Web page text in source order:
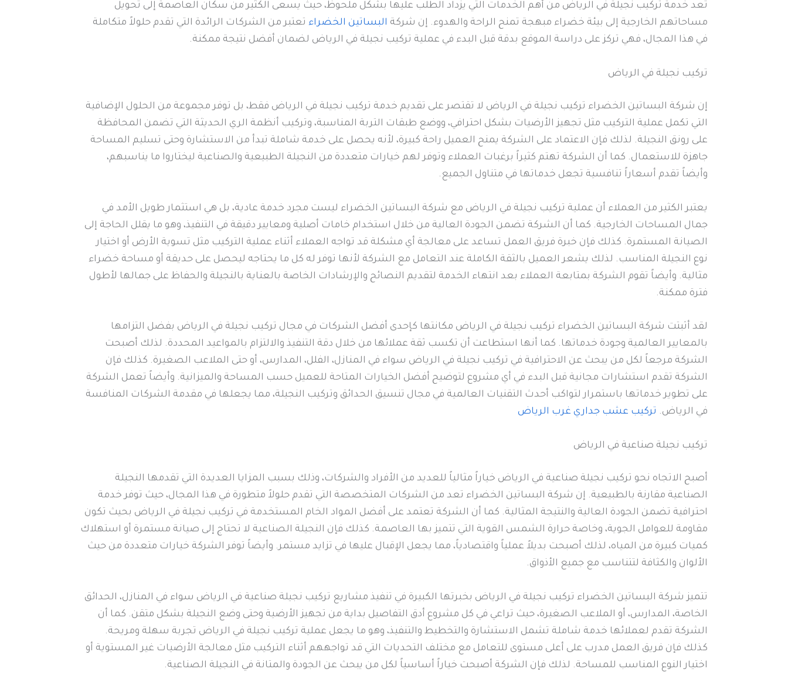
تعد خدمة تركيب نجيلة في الرياض من أهم الخدمات التي يزداد الطلب عليها بشكل ملحوظ، حيث يسعى الكثير من سكان العاصمة إلى تحويل
مساحاتهم الخارجية إلى بيئة خضراء مبهجة تمنح الراحة والهدوء. إن شركة البساتين الخضراء تعتبر من الشركات الرائدة التي تقدم حلولاً متكاملة
في هذا المجال، فهي تركز على دراسة الموقع بدقة قبل البدء في عملية تركيب نجيلة في الرياض لضمان أفضل نتيجة ممكنة.
تركيب نجيلة في الرياض
إن شركة البساتين الخضراء تركيب نجيلة في الرياض لا تقتصر على تقديم خدمة تركيب نجيلة في الرياض فقط، بل توفر مجموعة من الحلول الإضافية
التي تكمل عملية التركيب مثل تجهيز الأرضيات بشكل احترافي، ووضع طبقات التربة المناسبة، وتركيب أنظمة الري الحديثة التي تضمن المحافظة
على رونق النجيلة. لذلك فإن الاعتماد على الشركة يمنح العميل راحة كبيرة، لأنه يحصل على خدمة شاملة تبدأ من الاستشارة وحتى تسليم المساحة
جاهزة للاستعمال. كما أن الشركة تهتم كثيراً برغبات العملاء وتوفر لهم خيارات متعددة من النجيلة الطبيعية والصناعية ليختاروا ما يناسبهم،
وأيضاً تقدم أسعاراً تنافسية تجعل خدماتها في متناول الجميع.
يعتبر الكثير من العملاء أن عملية تركيب نجيلة في الرياض مع شركة البساتين الخضراء ليست مجرد خدمة عادية، بل هي استثمار طويل الأمد في
جمال المساحات الخارجية. كما أن الشركة تضمن الجودة العالية من خلال استخدام خامات أصلية ومعايير دقيقة في التنفيذ، وهو ما يقلل الحاجة إلى
الصيانة المستمرة. كذلك فإن خبرة فريق العمل تساعد على معالجة أي مشكلة قد تواجه العملاء أثناء عملية التركيب مثل تسوية الأرض أو اختيار
نوع النجيلة المناسب. لذلك يشعر العميل بالثقة الكاملة عند التعامل مع الشركة لأنها توفر له كل ما يحتاجه ليحصل على حديقة أو مساحة خضراء
مثالية. وأيضاً تقوم الشركة بمتابعة العملاء بعد انتهاء الخدمة لتقديم النصائح والإرشادات الخاصة بالعناية بالنجيلة والحفاظ على جمالها لأطول
فترة ممكنة.
لقد أثبتت شركة البساتين الخضراء تركيب نجيلة في الرياض مكانتها كإحدى أفضل الشركات في مجال تركيب نجيلة في الرياض بفضل التزامها
بالمعايير العالمية وجودة خدماتها. كما أنها استطاعت أن تكسب ثقة عملائها من خلال دقة التنفيذ والالتزام بالمواعيد المحددة. لذلك أصبحت
الشركة مرجعاً لكل من يبحث عن الاحترافية في تركيب نجيلة في الرياض سواء في المنازل، الفلل، المدارس، أو حتى الملاعب الصغيرة. كذلك فإن
الشركة تقدم استشارات مجانية قبل البدء في أي مشروع لتوضيح أفضل الخيارات المتاحة للعميل حسب المساحة والميزانية. وأيضاً تعمل الشركة
على تطوير خدماتها باستمرار لتواكب أحدث التقنيات العالمية في مجال تنسيق الحدائق وتركيب النجيلة، مما يجعلها في مقدمة الشركات المنافسة
في الرياض. تركيب عشب جداري غرب الرياض
تركيب نجيلة صناعية في الرياض
أصبح الاتجاه نحو تركيب نجيلة صناعية في الرياض خياراً مثالياً للعديد من الأفراد والشركات، وذلك بسبب المزايا العديدة التي تقدمها النجيلة
الصناعية مقارنة بالطبيعية. إن شركة البساتين الخضراء تعد من الشركات المتخصصة التي تقدم حلولاً متطورة في هذا المجال، حيث توفر خدمة
احترافية تضمن الجودة العالية والنتيجة المثالية. كما أن الشركة تعتمد على أفضل المواد الخام المستخدمة في تركيب نجيلة في الرياض بحيث تكون
مقاومة للعوامل الجوية، وخاصة حرارة الشمس القوية التي تتميز بها العاصمة. كذلك فإن النجيلة الصناعية لا تحتاج إلى صيانة مستمرة أو استهلاك
كميات كبيرة من المياه، لذلك أصبحت بديلاً عملياً واقتصادياً، مما يجعل الإقبال عليها في تزايد مستمر. وأيضاً توفر الشركة خيارات متعددة من حيث
الألوان والكثافة لتتناسب مع جميع الأذواق.
تتميز شركة البساتين الخضراء تركيب نجيلة في الرياض بخبرتها الكبيرة في تنفيذ مشاريع تركيب نجيلة صناعية في الرياض سواء في المنازل، الحدائق
الخاصة، المدارس، أو الملاعب الصغيرة، حيث تراعي في كل مشروع أدق التفاصيل بداية من تجهيز الأرضية وحتى وضع النجيلة بشكل متقن. كما أن
الشركة تقدم لعملائها خدمة شاملة تشمل الاستشارة والتخطيط والتنفيذ، وهو ما يجعل عملية تركيب نجيلة في الرياض تجربة سهلة ومريحة.
كذلك فإن فريق العمل مدرب على أعلى مستوى للتعامل مع مختلف التحديات التي قد تواجههم أثناء التركيب مثل معالجة الأرضيات غير المستوية أو
اختيار النوع المناسب للمساحة. لذلك فإن الشركة أصبحت خياراً أساسياً لكل من يبحث عن الجودة والمتانة في النجيلة الصناعية.